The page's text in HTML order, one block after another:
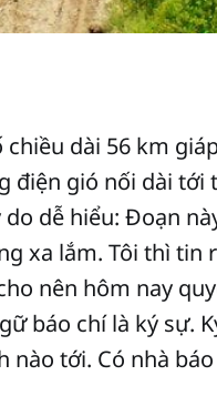
chiều dài 56 km
điện gió nối dài tới
dễ hiểu: Đoạn
xa lắm. Tôi thì
nên hôm nay
báo chí là ký sự.
nào tới. Có nhà